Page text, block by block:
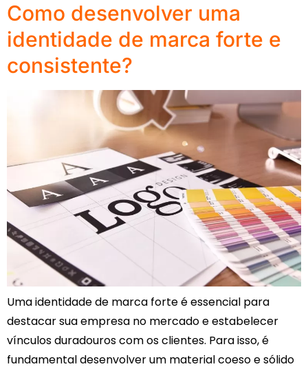
Como desenvolver uma
identidade de marca forte e
consistente?
Uma identidade de marca forte é essencial para
destacar sua empresa no mercado e estabelecer
vínculos duradouros com os clientes. Para isso, é
fundamental desenvolver um material coeso e sólido